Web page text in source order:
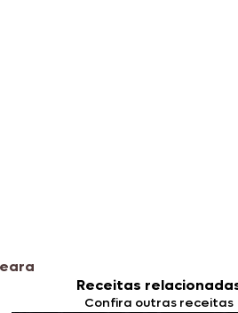
Receitas
Confira outras receitas